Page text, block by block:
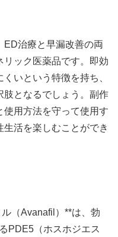
ED治療と早漏改善の両
ック医薬品です。即効
いという特徴を持ち、
肢となるでしょう。副作
使用方法を守って使用す
活を楽しむことができ
（Avanafil）**は、勃
PDE5（ホスホジエス